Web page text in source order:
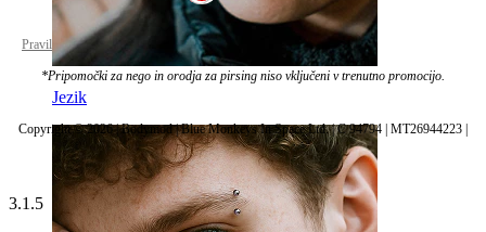
Jezik
Pravilnik o zasebnosti Nastavitve piškotkov
*Pripomočki za nego in orodja za pirsing niso vključeni v trenutno promocijo.
Copyright © 2026 | Bodymod | Blue Monkeys In Space Ltd. | C 94794 | MT26944223 |
3.1.5